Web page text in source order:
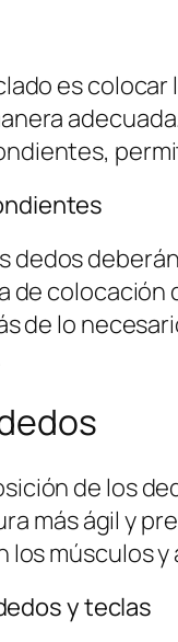
es colocar
colocación
de lo
de los
más ágil y
los músculos
y teclas